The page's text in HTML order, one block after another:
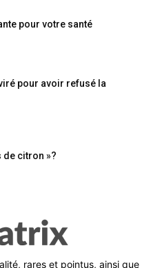
pour votre santé
pour avoir refusé la
de citron »?
rares et pointus, ainsi que